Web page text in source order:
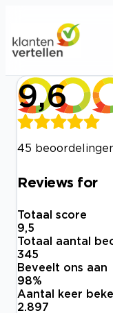
9,6
45
Reviews for
Totaal score
9,5
Totaal aantal
345
Beveelt ons aan
98%
Aantal keer
2.897